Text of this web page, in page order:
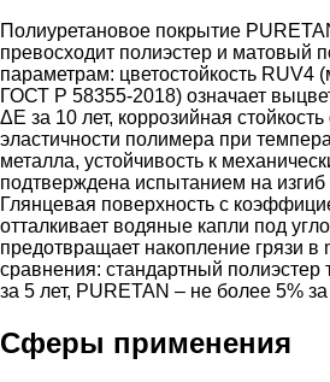
Полиуретановое покрытие
превосходит полиэстер и матовый
параметрам: цветостойкость RUV4
ГОСТ Р 58355-2018) означает
ΔE за 10 лет, коррозийная
эластичности полимера при
металла, устойчивость к
подтверждена испытанием на
Глянцевая поверхность с
отталкивает водяные капли под
предотвращает накопление грязи в
сравнения: стандартный полиэстер
за 5 лет, PURETAN – не более 5%
Сферы применения